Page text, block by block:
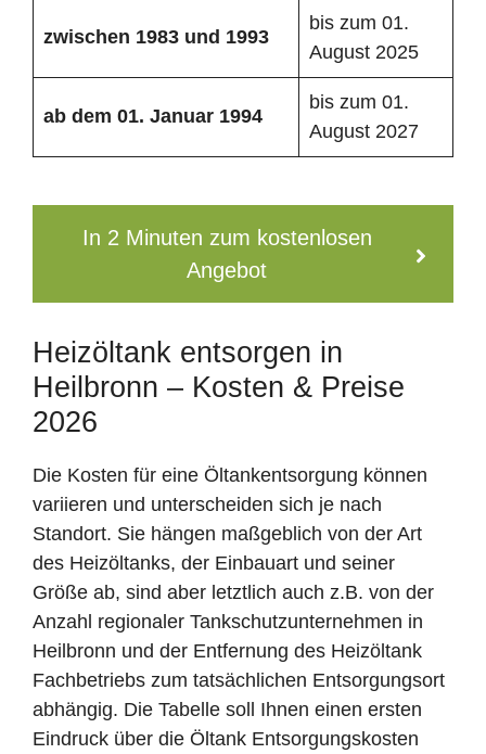
zwischen 1983 und 1993
bis zum 01.
August 2025
ab dem 01. Januar 1994
bis zum 01.
August 2027
In 2 Minuten zum kostenlosen
Angebot
Heizöltank entsorgen in
Heilbronn – Kosten & Preise
2026
Die Kosten für eine Öltankentsorgung können
variieren und unterscheiden sich je nach
Standort. Sie hängen maßgeblich von der Art
des Heizöltanks, der Einbauart und seiner
Größe ab, sind aber letztlich auch z.B. von der
Anzahl regionaler Tankschutzunternehmen in
Heilbronn und der Entfernung des Heizöltank
Fachbetriebs zum tatsächlichen Entsorgungsort
abhängig. Die Tabelle soll Ihnen einen ersten
Eindruck über die Öltank Entsorgungskosten